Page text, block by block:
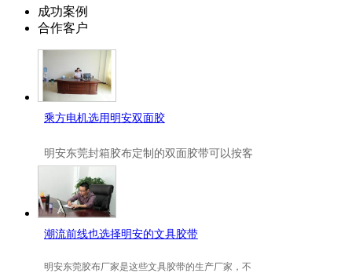
成功案例
合作客户
乘方电机选用明安双面胶
明安东莞封箱胶布定制 的双面胶带可以按客
是可以定做的，不仅如此，规格也是可以定
做的。
潮流前线也选择明安的文具胶带
明安东莞胶布厂家是这些文具胶带的生产厂家，不